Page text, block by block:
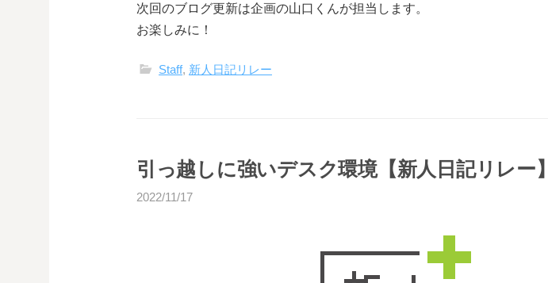
次回のブログ更新は企画の山口くんが担当します。
お楽しみに！
Staff, 新人日記リレー
引っ越しに強いデスク環境【新人日記リレー】
2022/11/17